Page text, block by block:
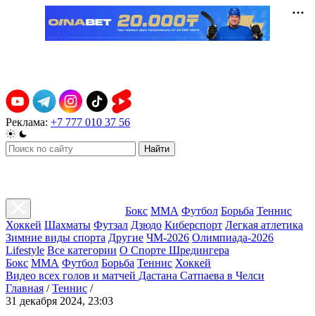
Реклама: +7 777 010 37 56
Найти
Бокс ММА Футбол Борьба Теннис
Хоккей Шахматы Футзал Дзюдо Киберспорт Легкая атлетика
Зимние виды спорта Другие ЧМ-2026 Олимпиада-2026
Lifestyle Все категории О Спорте Шредингера
Бокс ММА Футбол Борьба Теннис Хоккей
Видео всех голов и матчей Дастана Сатпаева в Челси
Главная / Теннис /
31 декабря 2024, 23:03